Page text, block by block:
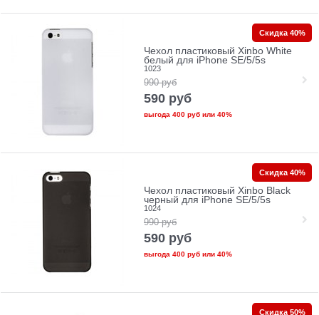
Чехол пластиковый Xinbo White
белый для iPhone SE/5/5s
1023
990 руб
590 руб
выгода 400 рубили 40%
Скидка 40%
Чехол пластиковый Xinbo Black
черный для iPhone SE/5/5s
1024
990 руб
590 руб
выгода 400 рубили 40%
Скидка 40%
Скидка 50%